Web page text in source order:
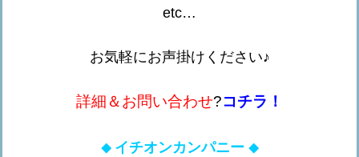
etc…
お気軽にお声掛けください♪
詳細＆お問い合わせ?コチラ！
◆ イチオンカンパニー ◆